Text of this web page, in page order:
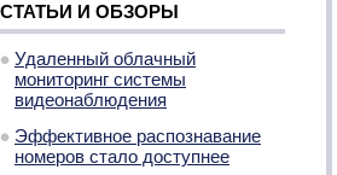
СТАТЬИ И ОБЗОРЫ
Удаленный облачный
мониторинг системы
видеонаблюдения
Эффективное распознавание
номеров стало доступнее